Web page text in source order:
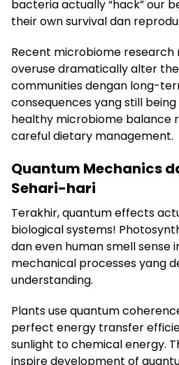
bacteria actually “hack” our
their own survival dan
Recent microbiome research
overuse dramatically alter
communities dengan long-
consequences yang still
healthy microbiome balance
careful dietary management.
Quantum Mechanics
Sehari-hari
Terakhir, quantum effects
biological systems!
dan even human smell sense
mechanical processes yang
understanding.
Plants use quantum
perfect energy transfer
sunlight to chemical energy.
inspire development of